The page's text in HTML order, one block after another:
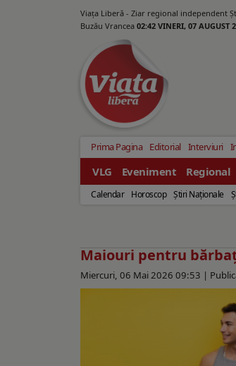
Viața Liberă - Ziar regional independent
Buzău Vrancea 02:42 VINERI, 07 AUGUST
Prima Pagina Editorial Interviuri
VLG Eveniment Regional
Calendar Horoscop Ştiri Naţionale
Maiouri pentru
Miercuri, 06 Mai 2026 09:53 |